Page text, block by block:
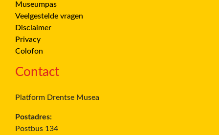
Museumpas
Veelgestelde vragen
Disclaimer
Privacy
Colofon
Contact
Platform Drentse Musea
Postadres:
Postbus 134